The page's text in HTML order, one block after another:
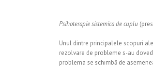
Psihoterapie sistemica de cuplu
Unul dintre principalele scopuri
rezolvare de probleme s-au
problema se schimbă de